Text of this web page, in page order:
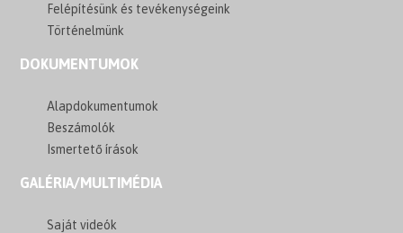
Felépítésünk és tevékenységeink
Történelmünk
DOKUMENTUMOK
Alapdokumentumok
Beszámolók
Ismertető írások
GALÉRIA/MULTIMÉDIA
Saját videók